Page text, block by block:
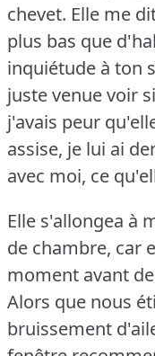
chevet. Elle me
plus bas que
inquiétude à ton
juste venue voir
j'avais peur
assise, je lui ai
avec moi, ce
Elle s'allongea à
de chambre, car
moment avant
Alors que nous
bruissement